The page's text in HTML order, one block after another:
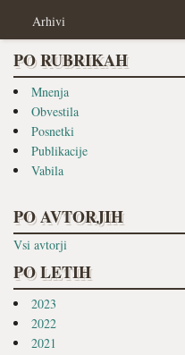
Arhivi
PO RUBRIKAH
Mnenja
Obvestila
Posnetki
Publikacije
Vabila
PO AVTORJIH
Vsi avtorji
PO LETIH
2023
2022
2021